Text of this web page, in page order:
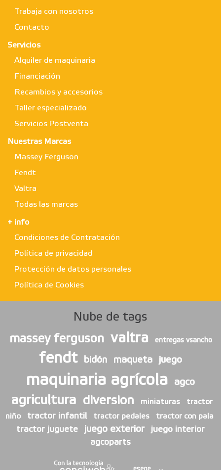
Trabaja con nosotros
Contacto
Servicios
Alquiler de maquinaria
Financiación
Recambios y accesorios
Taller especializado
Servicios Postventa
Nuestras Marcas
Massey Ferguson
Fendt
Valtra
Todas las marcas
+ info
Condiciones de Contratación
Política de privacidad
Protección de datos personales
Política de Cookies
Nube de tags
massey ferguson
valtra entregas vsancho
fendt bidón maqueta juego
maquinaria agrícola agco
agricultura diversion miniaturas tractor
niño tractor infantil tractor pedales tractor con pala
tractor juguete juego exterior
juego interior
agcoparts